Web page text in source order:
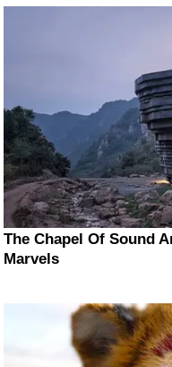
The Chapel Of Sound
Marvels